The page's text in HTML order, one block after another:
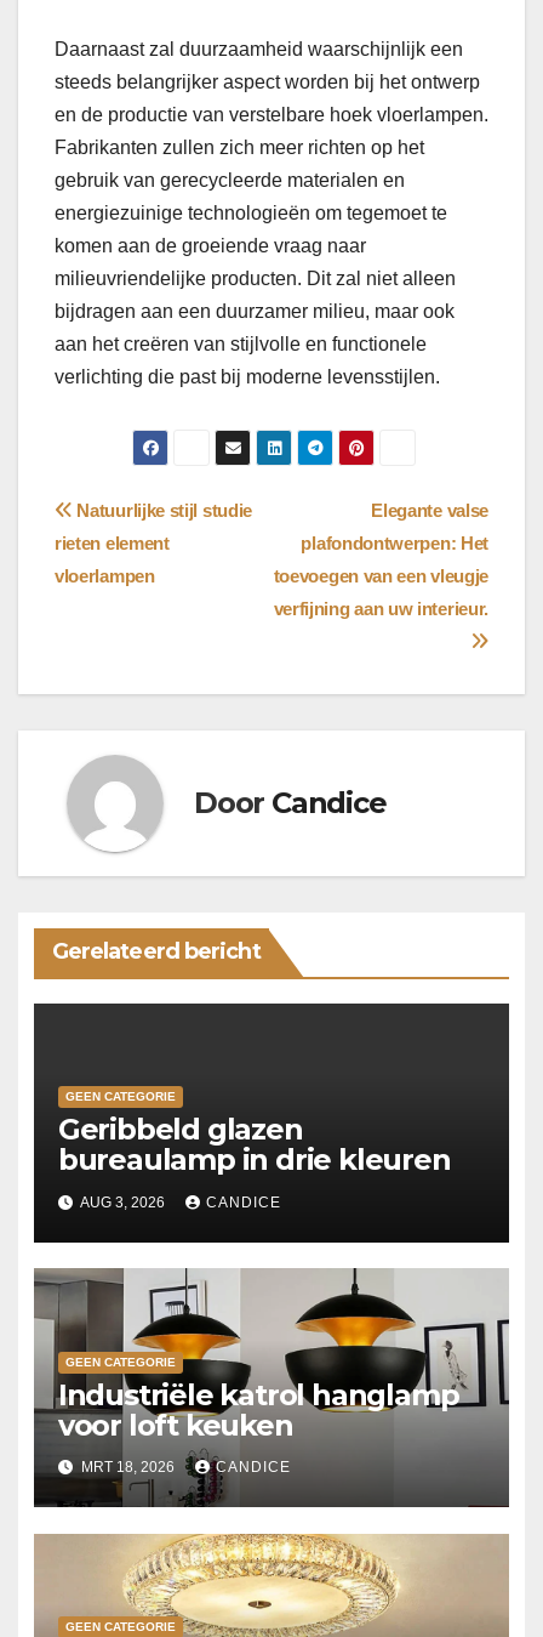
Daarnaast zal duurzaamheid waarschijnlijk een
steeds belangrijker aspect worden bij het ontwerp
en de productie van verstelbare hoek vloerlampen.
Fabrikanten zullen zich meer richten op het
gebruik van gerecycleerde materialen en
energiezuinige technologieën om tegemoet te
komen aan de groeiende vraag naar
milieuvriendelijke producten. Dit zal niet alleen
bijdragen aan een duurzamer milieu, maar ook
aan het creëren van stijlvolle en functionele
verlichting die past bij moderne levensstijlen.
Bericht
navigatie
Elegante valse
plafondontwerpen: Het
toevoegen van een vleugje
verfijning aan uw interieur.
Natuurlijke stijl studie
rieten element
vloerlampen
Door Candice
Gerelateerd bericht
GEEN CATEGORIE
Geribbeld glazen
bureaulamp in drie kleuren
AUG 3, 2026 CANDICE
GEEN CATEGORIE
Industriële katrol hanglamp
voor loft keuken
MRT 18, 2026 CANDICE
GEEN CATEGORIE